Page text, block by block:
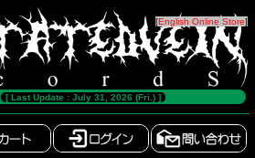
[English Online Store]
[ Last Update : July 31, 2026 (Fri.) ]